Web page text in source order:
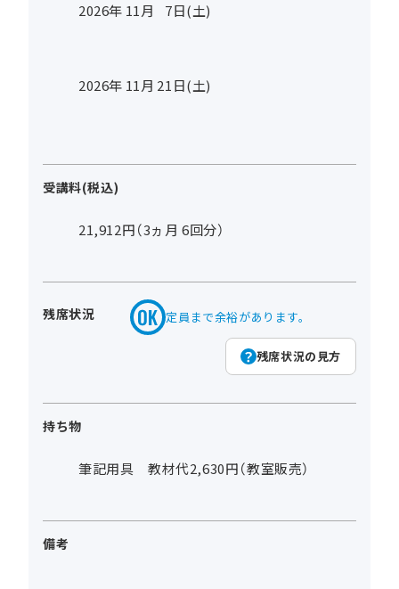
2026年 11月 7日(土)
2026年 11月 21日(土)
受講料(税込)
21,912円（3ヵ月 6回分）
残席状況 定員まで余裕があります。
残席状況の見方
持ち物
筆記用具 教材代2,630円（教室販売）
備考